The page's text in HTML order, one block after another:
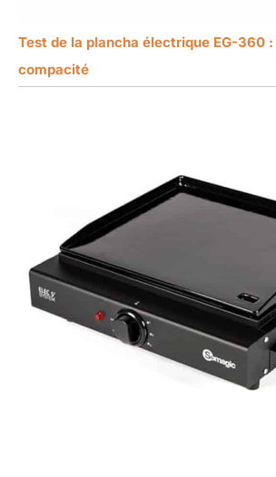
Test de la plancha électrique EG-360
compacité